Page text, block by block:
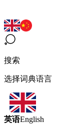
搜索
选择词典语言
英语English